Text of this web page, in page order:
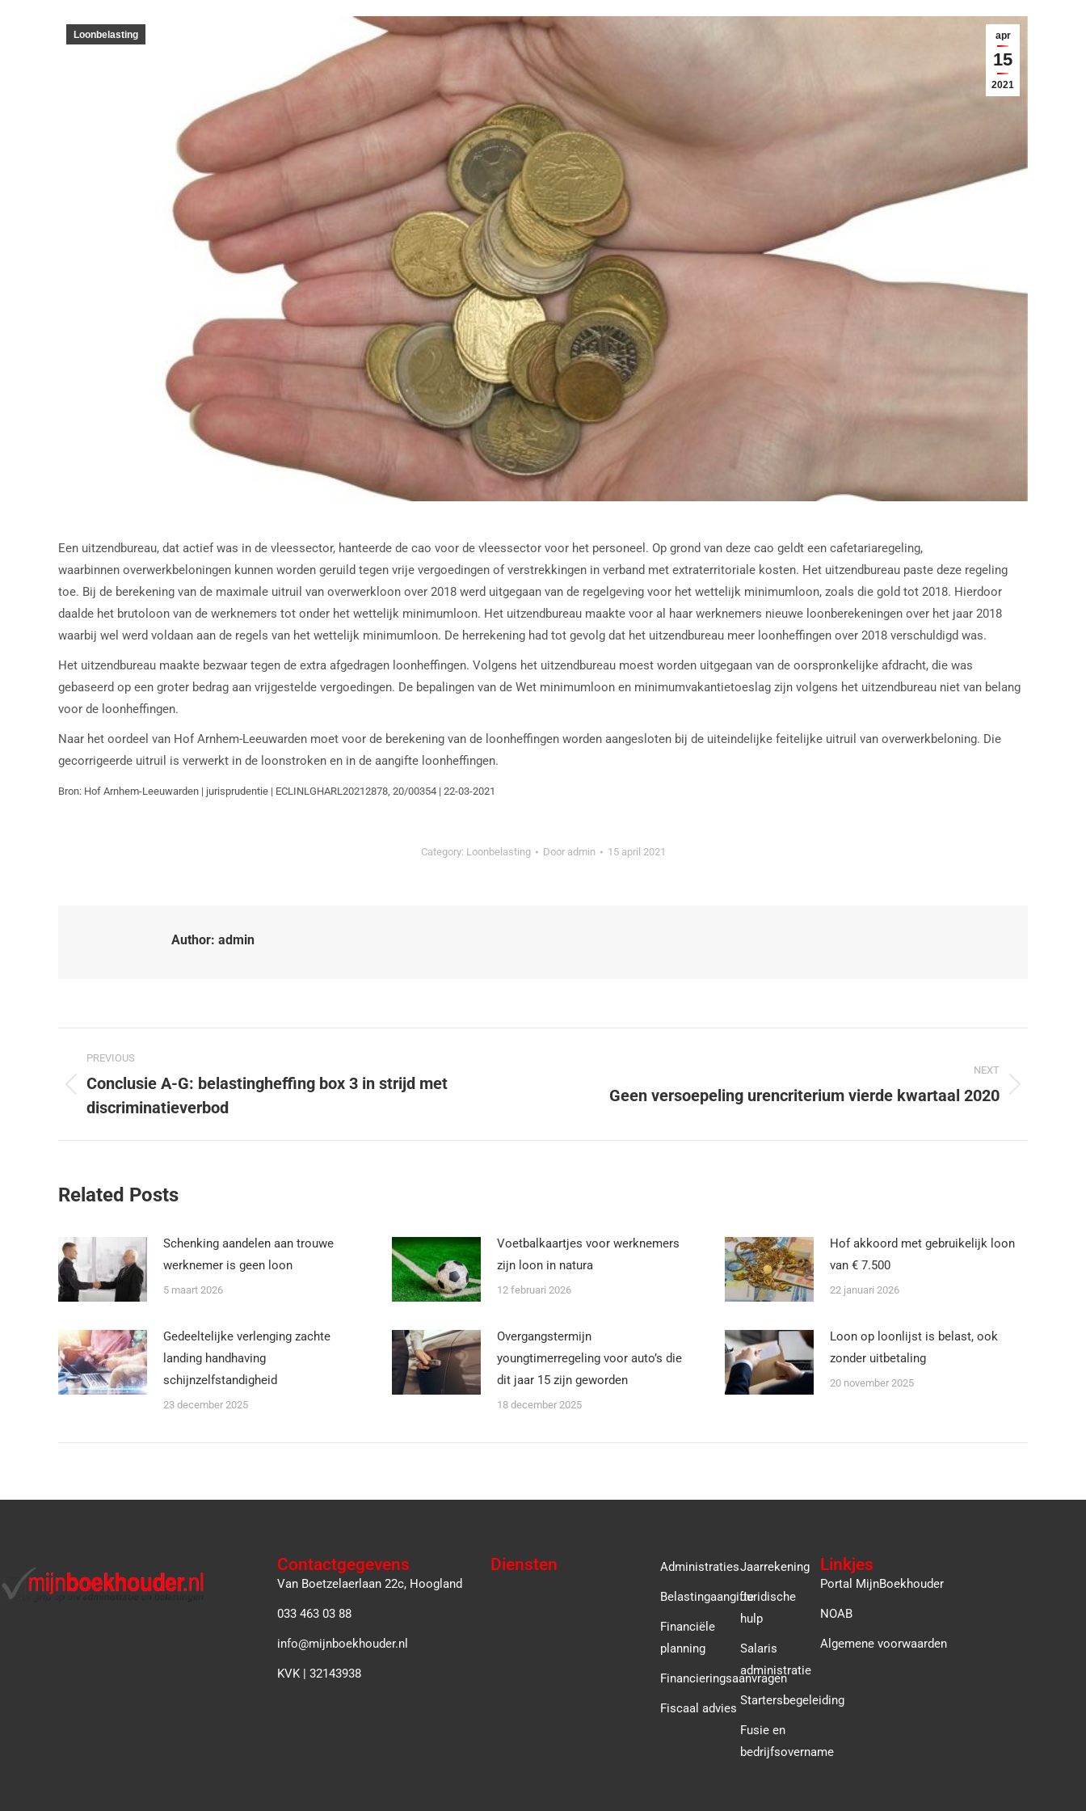
apr
15
2021
Loonbelasting
Een uitzendbureau, dat actief was in de vleessector, hanteerde de cao voor de vleessector voor het personeel. Op grond van deze cao geldt een cafetariaregeling,
waarbinnen overwerkbeloningen kunnen worden geruild tegen vrije vergoedingen of verstrekkingen in verband met extraterritoriale kosten. Het uitzendbureau paste deze regeling
toe. Bij de berekening van de maximale uitruil van overwerkloon over 2018 werd uitgegaan van de regelgeving voor het wettelijk minimumloon, zoals die gold tot 2018. Hierdoor
daalde het brutoloon van de werknemers tot onder het wettelijk minimumloon. Het uitzendbureau maakte voor al haar werknemers nieuwe loonberekeningen over het jaar 2018
waarbij wel werd voldaan aan de regels van het wettelijk minimumloon. De herrekening had tot gevolg dat het uitzendbureau meer loonheffingen over 2018 verschuldigd was.
Het uitzendbureau maakte bezwaar tegen de extra afgedragen loonheffingen. Volgens het uitzendbureau moest worden uitgegaan van de oorspronkelijke afdracht, die was
gebaseerd op een groter bedrag aan vrijgestelde vergoedingen. De bepalingen van de Wet minimumloon en minimumvakantietoeslag zijn volgens het uitzendbureau niet van belang
voor de loonheffingen.
Naar het oordeel van Hof Arnhem-Leeuwarden moet voor de berekening van de loonheffingen worden aangesloten bij de uiteindelijke feitelijke uitruil van overwerkbeloning. Die
gecorrigeerde uitruil is verwerkt in de loonstroken en in de aangifte loonheffingen.
Bron: Hof Arnhem-Leeuwarden | jurisprudentie | ECLINLGHARL20212878, 20/00354 | 22-03-2021
Category: Loonbelasting Door admin 15 april 2021
Author: admin
PREVIOUS
Conclusie A-G: belastingheffing box 3 in strijd met
discriminatieverbod
NEXT
Geen versoepeling urencriterium vierde kwartaal 2020
Related Posts
Schenking aandelen aan trouwe
werknemer is geen loon
5 maart 2026
Voetbalkaartjes voor werknemers
zijn loon in natura
12 februari 2026
Hof akkoord met gebruikelijk loon
van € 7.500
22 januari 2026
Gedeeltelijke verlenging zachte
landing handhaving
schijnzelfstandigheid
23 december 2025
Overgangstermijn
youngtimerregeling voor auto’s die
dit jaar 15 zijn geworden
18 december 2025
Loon op loonlijst is belast, ook
zonder uitbetaling
20 november 2025
Contactgegevens
Van Boetzelaerlaan 22c, Hoogland
033 463 03 88
info@mijnboekhouder.nl
KVK | 32143938
Diensten Administraties
Belastingaangifte
Financiële
planning
Financieringsaanvragen
Fiscaal advies
Jaarrekening
Juridische
hulp
Salaris
administratie
Startersbegeleiding
Fusie en
bedrijfsovername
Linkjes
Portal MijnBoekhouder
NOAB
Algemene voorwaarden